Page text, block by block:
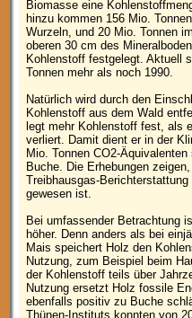
Biomasse eine
hinzu kommen 156 Mio.
Wurzeln, und 20 Mio. Tonnen
oberen 30 cm des
Kohlenstoff festgelegt. Aktuell
Tonnen mehr als noch 1990.
Natürlich wird durch den
Kohlenstoff aus dem Wald
legt mehr Kohlenstoff fest, als
verliert. Damit dient er in der
Mio. Tonnen CO2-
Buche. Die Erhebungen
Treibhausgas-
gewesen ist.
Bei umfassender Betrachtung
höher. Denn anders als bei
Mais speichert Holz den
Nutzung, zum Beispiel beim
der Kohlenstoff teils über
Nutzung ersetzt Holz fossile
ebenfalls positiv zu Buche
Thünen-Instituts konnten von